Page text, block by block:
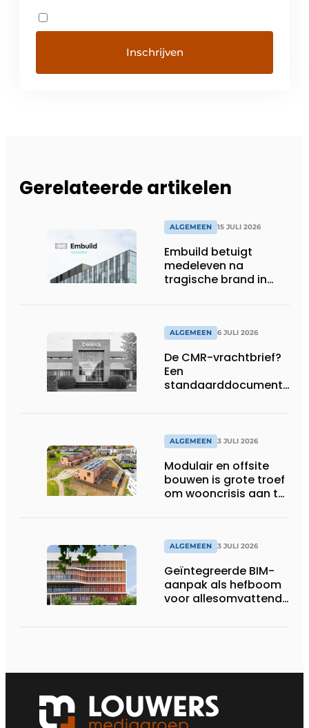
Gerelateerde artikelen
ALGEMEEN 15 JULI 2026
Embuild betuigt
medeleven na
tragische brand in
ALGEMEEN 6 JULI 2026
De CMR-vrachtbrief?
Een
standaarddocument
ALGEMEEN 3 JULI 2026
Modulair en offsite
bouwen is grote troef
om wooncrisis aan te
ALGEMEEN 3 JULI 2026
Geïntegreerde BIM-
aanpak als hefboom
voor allesomvattende